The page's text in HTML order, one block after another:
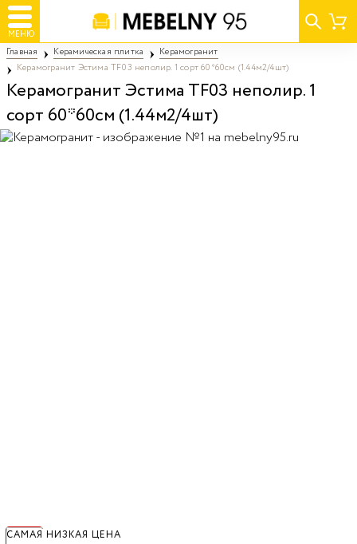
МЕНЮ
Главная Керамическая плитка
Керамогранит
Керамогранит Эстима TF03 неполир. 1 сорт 60*60см (1.44м2/4шт)
Керамогранит Эстима TF03 неполир. 1
сорт 60*60см (1.44м2/4шт)
САМАЯ НИЗКАЯ ЦЕНА